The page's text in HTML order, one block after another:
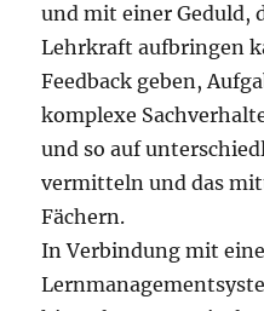
und mit einer Geduld,
Lehrkraft aufbringen
Feedback geben,
komplexe
und so auf
vermitteln und das
Fächern.
In Verbindung mit